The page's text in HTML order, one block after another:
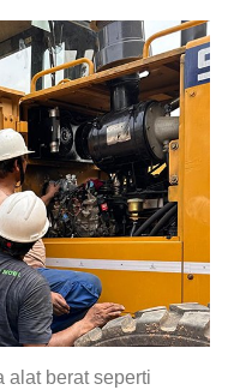
alat berat seperti